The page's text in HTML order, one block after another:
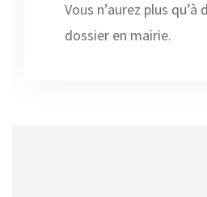
Vous n’aurez plus
dossier en mairie.